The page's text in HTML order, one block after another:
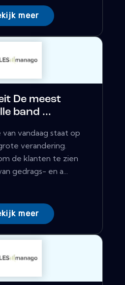
meer
De meest
band ...
vandaag staat op
verandering.
de klanten te zien
gedrags- en a...
meer